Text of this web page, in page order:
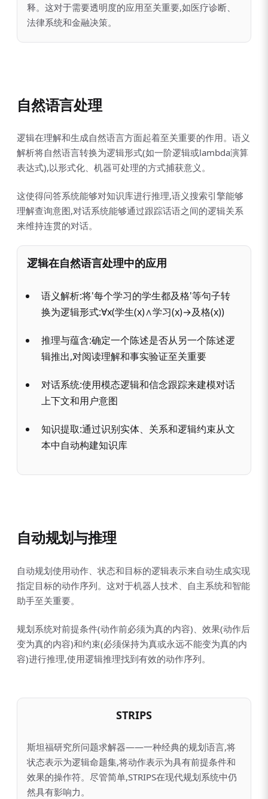
释。这对于需要透明度的应用至关重要,如医疗诊断、
法律系统和金融决策。
自然语言处理
逻辑在理解和生成自然语言方面起着至关重要的作用。语义
解析将自然语言转换为逻辑形式(如一阶逻辑或lambda演算
表达式),以形式化、机器可处理的方式捕获意义。
这使得问答系统能够对知识库进行推理,语义搜索引擎能够
理解查询意图,对话系统能够通过跟踪话语之间的逻辑关系
来维持连贯的对话。
逻辑在自然语言处理中的应用
语义解析:将'每个学习的学生都及格'等句子转
换为逻辑形式:∀x(学生(x)∧学习(x)→及格(x))
推理与蕴含:确定一个陈述是否从另一个陈述逻
辑推出,对阅读理解和事实验证至关重要
对话系统:使用模态逻辑和信念跟踪来建模对话
上下文和用户意图
知识提取:通过识别实体、关系和逻辑约束从文
本中自动构建知识库
自动规划与推理
自动规划使用动作、状态和目标的逻辑表示来自动生成实现
指定目标的动作序列。这对于机器人技术、自主系统和智能
助手至关重要。
规划系统对前提条件(动作前必须为真的内容)、效果(动作后
变为真的内容)和约束(必须保持为真或永远不能变为真的内
容)进行推理,使用逻辑推理找到有效的动作序列。
STRIPS
斯坦福研究所问题求解器——一种经典的规划语言,将
状态表示为逻辑命题集,将动作表示为具有前提条件和
效果的操作符。尽管简单,STRIPS在现代规划系统中仍
然具有影响力。